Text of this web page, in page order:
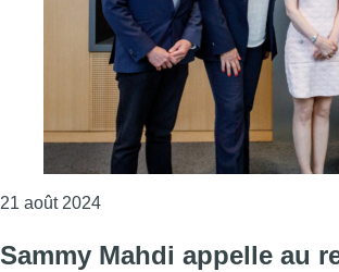
21 août 2024Consulter l'article "Le
Sammy Mahdi appelle au